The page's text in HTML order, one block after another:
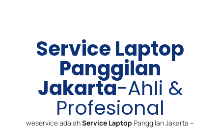
Service Laptop
Panggilan
Jakarta-Ahli &
Profesional
weservice adalahService Laptop Panggilan Jakarta –